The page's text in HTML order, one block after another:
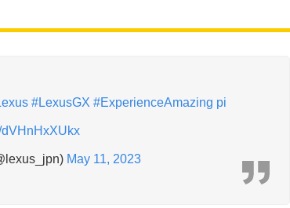
#LexusGX #ExperienceAmazing pi
May 11, 2023